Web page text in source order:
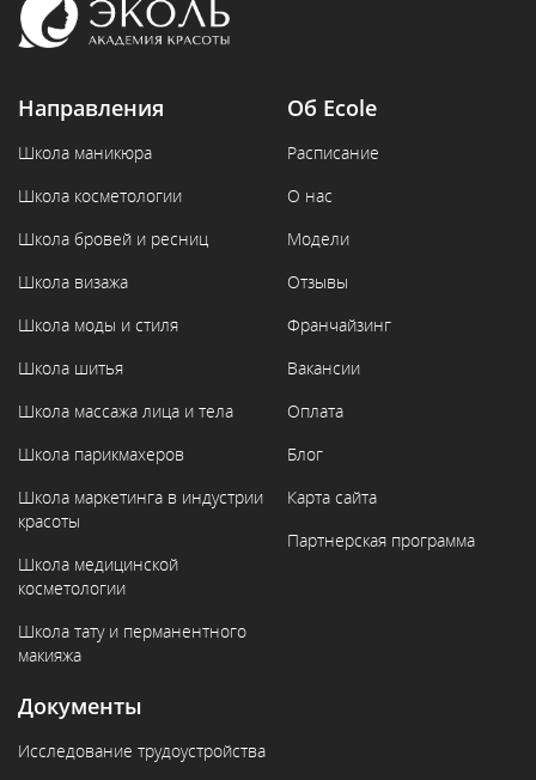
Направления
Школа маникюра
Школа косметологии
Школа бровей и ресниц
Школа визажа
Школа моды и стиля
Школа шитья
Школа массажа лица и тела
Школа парикмахеров
Школа маркетинга в индустрии
красоты
Школа медицинской
косметологии
Школа тату и перманентного
макияжа
Об Ecole
Расписание
О нас
Модели
Отзывы
Франчайзинг
Вакансии
Оплата
Блог
Карта сайта
Партнерская программа
Документы
Исследование трудоустройства